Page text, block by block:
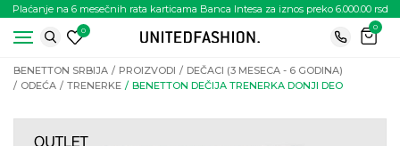
Plaćanje na 6 mesečnih rata karticama Banca Intesa za iznos preko 6.000.00 rsd
0
0
BENETTON SRBIJA PROIZVODI
DEČACI (3 MESECA - 6 GODINA)
ODEĆA
TRENERKE BENETTON DEČIJA TRENERKA DONJI DEO